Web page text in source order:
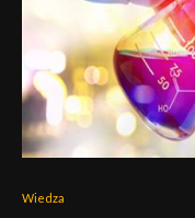
Wiedza